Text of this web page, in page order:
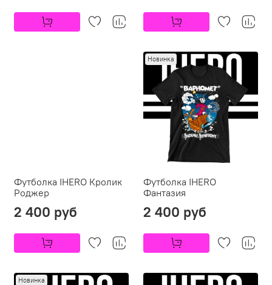
Футболка IHERO Кролик
Роджер
2 400 руб
Новинка
Футболка IHERO
Фантазия
2 400 руб
Новинка